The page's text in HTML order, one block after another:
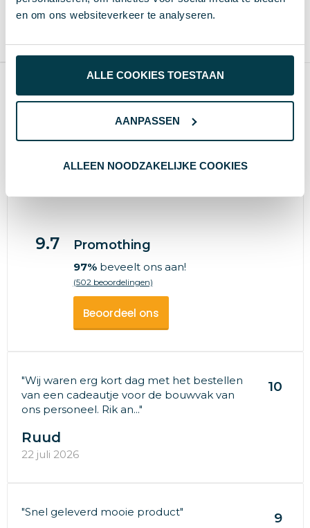
en om ons websiteverkeer te analyseren.
ALLE COOKIES TOESTAAN
AANPASSEN
ALLEEN NOODZAKELIJKE COOKIES
Vanaf
Blanco
Bedrukt
Bamboe
Vanaf
3 st.
Producten per pagina
Wat anderen zeggen
9.7 Promothing
97%beveelt ons aan!
(502 beoordelingen)
Beoordeel ons
"Wij waren erg kort dag met het bestellen
van een cadeautje voor de bouwvak van
ons personeel. Rik an..."
10
Ruud
22 juli 2026
"Snel geleverd mooie product" 9